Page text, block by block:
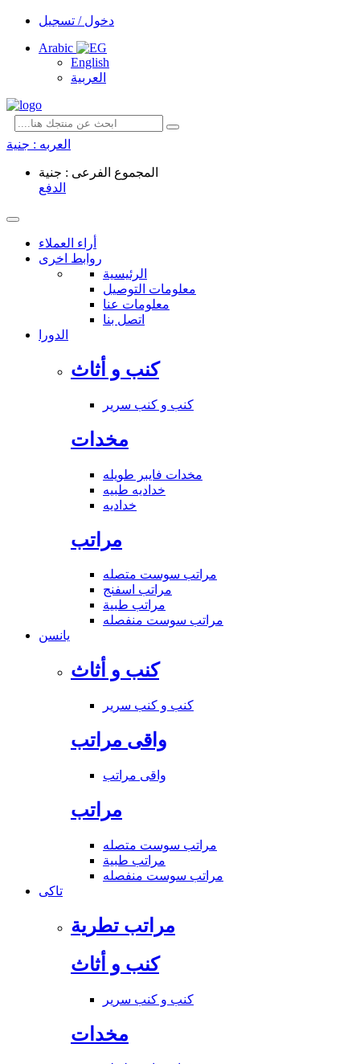
دخول / تسجيل
Arabic
English
العربية
العربه : جنية
المجموع الفرعى : جنية
الدفع
أراء العملاء
روابط اخرى
الرئيسية
معلومات التوصيل
معلومات عنا
اتصل بنا
الدورا
كنب و أثاث
كنب و كنب سرير
مخدات
مخدات فايبر طويله
خداديه طبيه
خداديه
مراتب
مراتب سوست متصله
مراتب اسفنج
مراتب طبية
مراتب سوست منفصله
يانسن
كنب و أثاث
كنب و كنب سرير
واقى مراتب
واقى مراتب
مراتب
مراتب سوست متصله
مراتب طبية
مراتب سوست منفصله
تاكى
مراتب تطرية
كنب و أثاث
كنب و كنب سرير
مخدات